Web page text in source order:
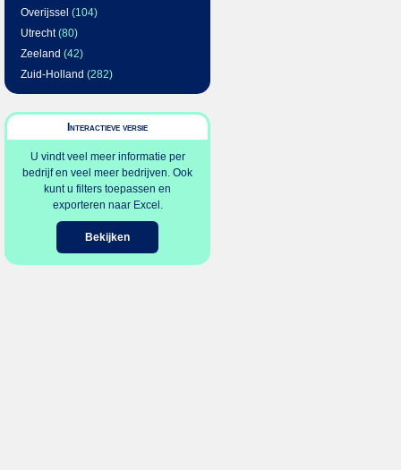
Overijssel (104)
Utrecht(80)
Zeeland (42)
Zuid-Holland (282)
Interactieve versie
U vindt veel meer informatie per
bedrijf en veel meer bedrijven. Ook
kunt u filters toepassen en
exporteren naar Excel.
Bekijken